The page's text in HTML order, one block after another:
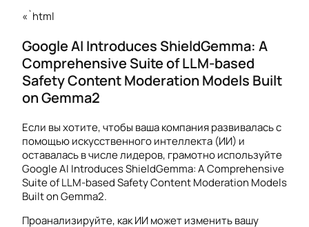
«`html
Google AI Introduces ShieldGemma: A
Comprehensive Suite of LLM-based
Safety Content Moderation Models Built
on Gemma2
Если вы хотите, чтобы ваша компания развивалась с
помощью искусственного интеллекта (ИИ) и
оставалась в числе лидеров, грамотно используйте
Google AI Introduces ShieldGemma: A Comprehensive
Suite of LLM-based Safety Content Moderation Models
Built on Gemma2.
Проанализируйте, как ИИ может изменить вашу